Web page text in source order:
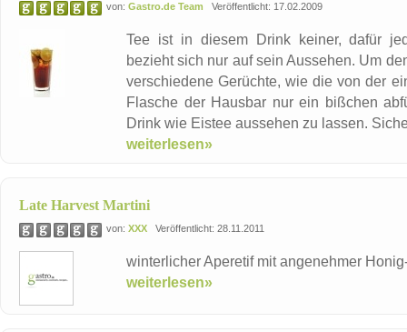
von: Gastro.de Team Veröffentlicht: 17.02.2009
Tee ist in diesem Drink keiner, dafür
bezieht sich nur auf sein Aussehen. Um
verschiedene Gerüchte, wie die von der
Flasche der Hausbar nur ein bißchen
Drink wie Eistee aussehen zu lassen.
weiterlesen»
Late Harvest Martini
von: XXX Veröffentlicht: 28.11.2011
winterlicher Aperetif mit angenehmer
weiterlesen»